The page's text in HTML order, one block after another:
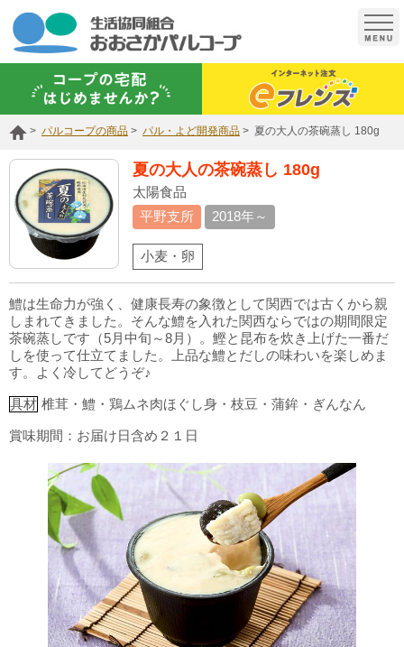
t
o
g
v
パルコープの商品 パル・よど開発商品 夏の大人の茶碗蒸し 180g
夏の大人の茶碗蒸し 180g
太陽食品
平野支所
2018年～
小麦・卵
鱧は生命力が強く、健康長寿の象徴として関西では古くから親
しまれてきました。そんな鱧を入れた関西ならではの期間限定
茶碗蒸しです（5月中旬～8月）。鰹と昆布を炊き上げた一番だ
しを使って仕立てました。上品な鱧とだしの味わいを楽しめま
す。よく冷してどうぞ♪
具材 椎茸・鱧・鶏ムネ肉ほぐし身・枝豆・蒲鉾・ぎんなん
賞味期間：お届け日含め２１日